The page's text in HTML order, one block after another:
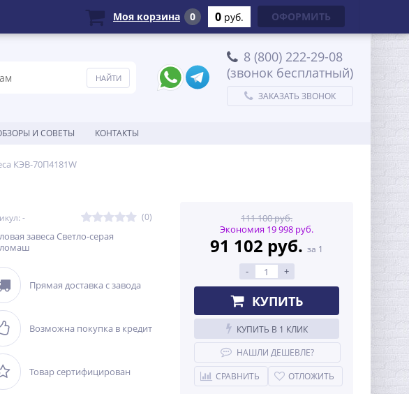
8 (800) 222-29-08
(звонок бесплатный)
ЗАКАЗАТЬ ЗВОНОК
И СОВЕТЫ КОНТАКТЫ
КЭВ-70П4181W
- (0)
завеса Светло-серая
Прямая доставка с завода
Возможна покупка в кредит
Товар сертифицирован
111 100 руб.
Экономия 19 998 руб.
91 102 руб. за 1
- +
КУПИТЬ
КУПИТЬ В 1 КЛИК
НАШЛИ ДЕШЕВЛЕ?
СРАВНИТЬ
ОТЛОЖИТЬ
Моя корзина 0 0 руб. ОФОРМИТЬ